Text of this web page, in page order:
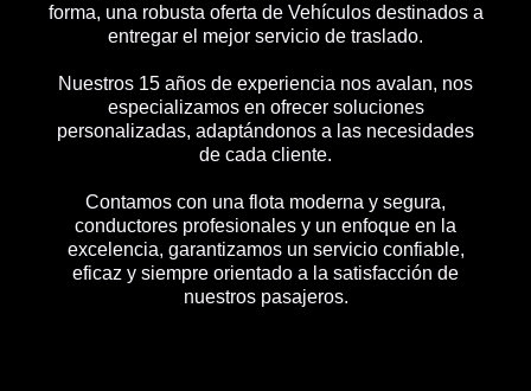
forma, una robusta oferta de Vehículos destinados a
entregar el mejor servicio de traslado.
Nuestros 15 años de experiencia nos avalan, nos
especializamos en ofrecer soluciones
personalizadas, adaptándonos a las necesidades
de cada cliente.
Contamos con una flota moderna y segura,
conductores profesionales y un enfoque en la
excelencia, garantizamos un servicio confiable,
eficaz y siempre orientado a la satisfacción de
nuestros pasajeros.